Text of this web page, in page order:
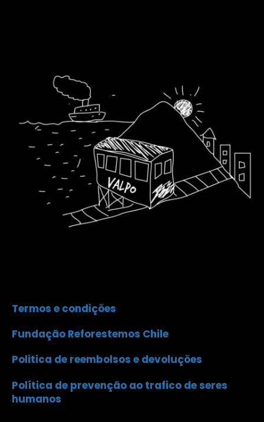
Termos e condições
Fundação Reforestemos Chile
Politica de reembolsos e devoluções
Política de prevenção ao trafico de seres
humanos